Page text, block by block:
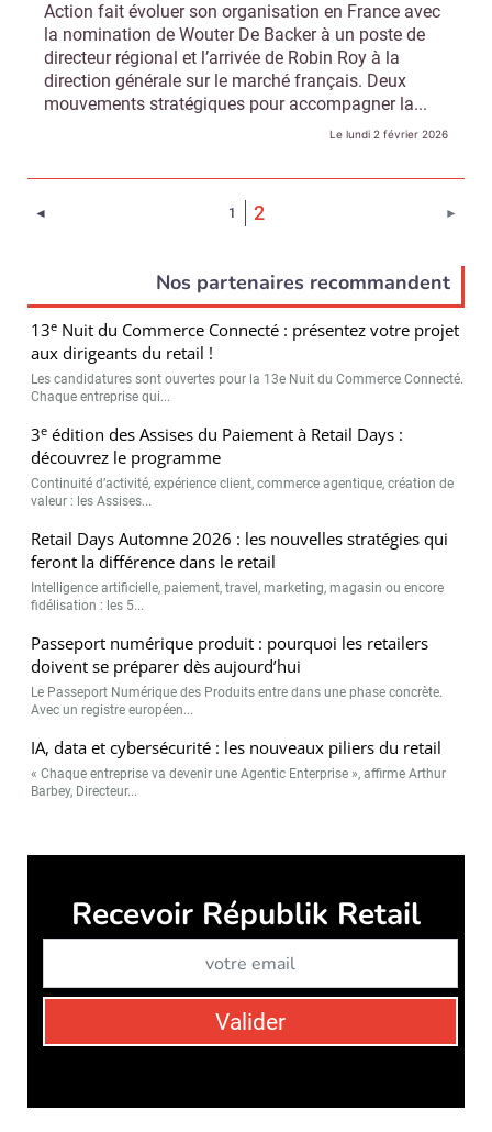
Action fait évoluer son organisation en France avec
la nomination de Wouter De Backer à un poste de
directeur régional et l’arrivée de Robin Roy à la
direction générale sur le marché français. Deux
mouvements stratégiques pour accompagner la...
Le lundi 2 février 2026
◄ 1 2(Page courante) ►
Nos partenaires recommandent
13e Nuit du Commerce Connecté : présentez votre projet
aux dirigeants du retail !
Les candidatures sont ouvertes pour la 13e Nuit du Commerce Connecté.
Chaque entreprise qui...
3e édition des Assises du Paiement à Retail Days :
découvrez le programme
Continuité d’activité, expérience client, commerce agentique, création de
valeur : les Assises...
Retail Days Automne 2026 : les nouvelles stratégies qui
feront la différence dans le retail
Intelligence artificielle, paiement, travel, marketing, magasin ou encore
fidélisation : les 5...
Passeport numérique produit : pourquoi les retailers
doivent se préparer dès aujourd’hui
Le Passeport Numérique des Produits entre dans une phase concrète.
Avec un registre européen...
IA, data et cybersécurité : les nouveaux piliers du retail
« Chaque entreprise va devenir une Agentic Enterprise », affirme Arthur
Barbey, Directeur...
Recevoir Républik Retail
Valider